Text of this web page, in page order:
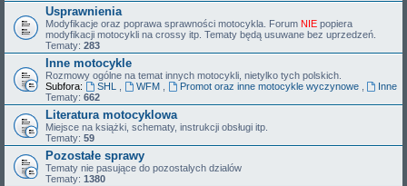
Usprawnienia
Modyfikacje oraz poprawa sprawności motocykla. Forum NIE popiera
modyfikacji motocykli na crossy itp. Tematy będą usuwane bez uprzedzeń.
Tematy: 283
Inne motocykle
Rozmowy ogólne na temat innych motocykli, nietylko tych polskich.
Subfora:
SHL WFM Promot oraz inne motocykle wyczynowe
Inne
Tematy: 662
Literatura motocyklowa
Miejsce na książki, schematy, instrukcji obsługi itp.
Tematy: 59
Pozostałe sprawy
Tematy nie pasujące do pozostalych dzialów
Tematy: 1380